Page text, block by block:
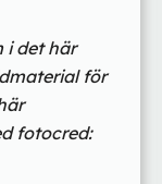
i det här
för
fotocred: